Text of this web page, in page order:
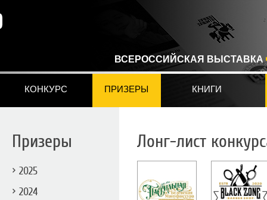
ВСЕРОССИЙСКАЯ ВЫСТАВКА
КОНКУРС ПРИЗЕРЫ КНИГИ
Призеры
2025
2024
Лонг-лист